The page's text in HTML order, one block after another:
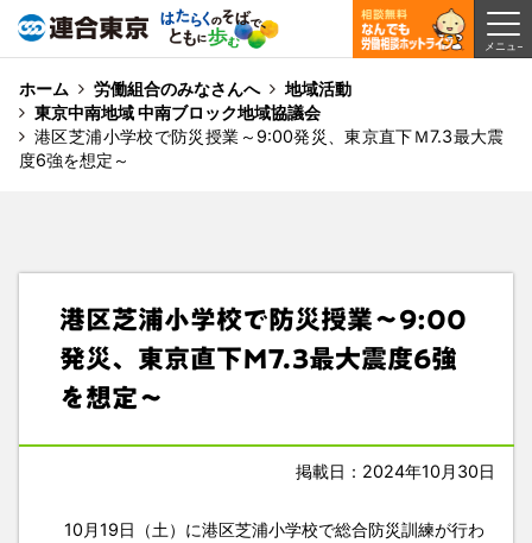
ホーム 労働組合のみなさんへ
地域活動
東京中南地域 中南ブロック地域協議会
港区芝浦小学校で防災授業～9:00発災、東京直下Ｍ7.3最大震
度6強を想定～
港区芝浦小学校で防災授業～9:00
発災、東京直下Ｍ7.3最大震度6強
を想定～
掲載日：2024年10月30日
10月19日（土）に港区芝浦小学校で総合防災訓練が行わ